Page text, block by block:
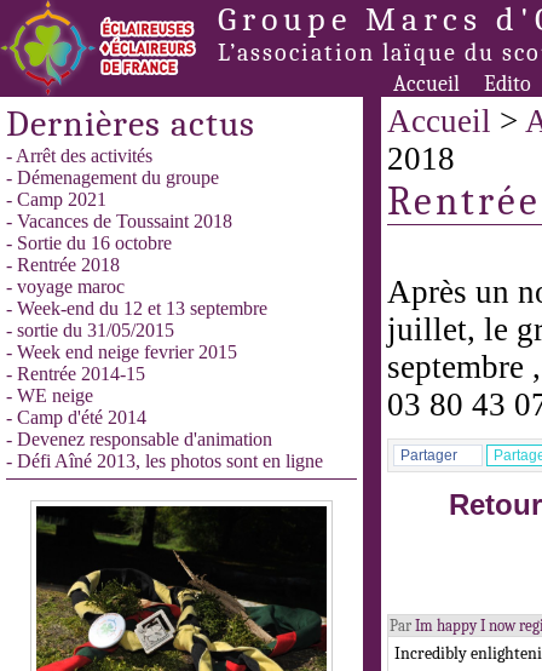
Groupe Marcs
L’association laïque du
Accueil Edito
Dernières actus
- Arrêt des activités
- Démenagement du groupe
- Camp 2021
- Vacances de Toussaint 2018
- Sortie du 16 octobre
- Rentrée 2018
- voyage maroc
- Week-end du 12 et 13 septembre
- sortie du 31/05/2015
- Week end neige fevrier 2015
- Rentrée 2014-15
- WE neige
- Camp d'été 2014
- Devenez responsable d'animation
- Défi Aîné 2013, les photos sont en ligne
Accueil >
2018
Après un
juillet, le
septembre
03 80 43
Partager
Par Im happy I now
Incredibly